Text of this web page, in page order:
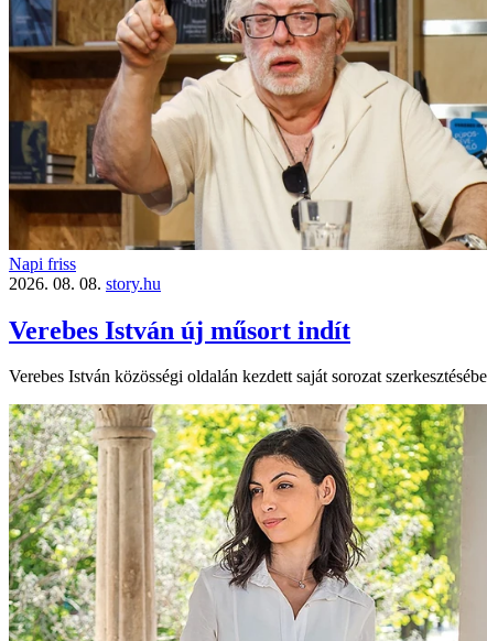
Napi friss
2026. 08. 08. story.hu
Verebes István új műsort indít
Verebes István közösségi oldalán kezdett saját sorozat